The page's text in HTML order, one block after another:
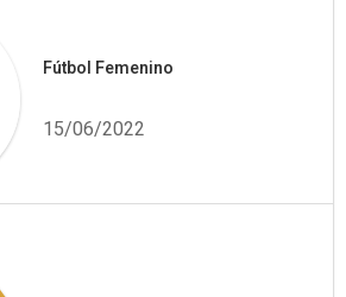
Fútbol Femenino
15/06/2022